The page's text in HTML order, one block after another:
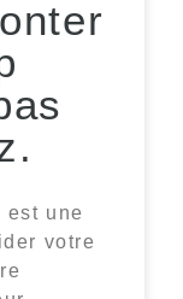
est une
votre